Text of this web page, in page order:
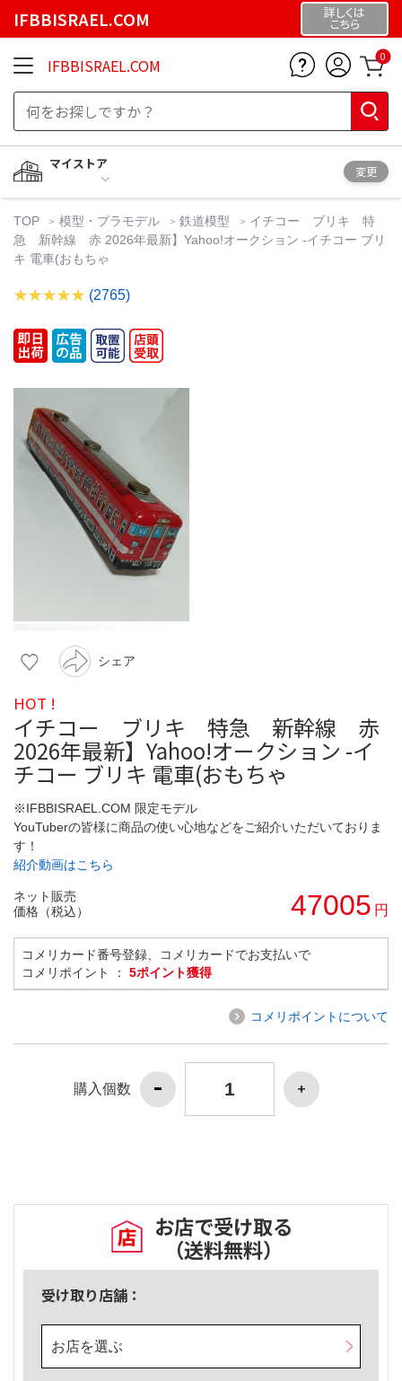
IFBBISRAEL.COM 詳しくは
こちら
IFBBISRAEL.COM 0
マイストア
変更
TOP 模型・プラモデル 鉄道模型
イチコー ブリキ 特
急 新幹線 赤 2026年最新】Yahoo!オークション -イチコー ブリ
キ 電車(おもちゃ
(2765)
シェア
HOT !
イチコー ブリキ 特急 新幹線 赤
2026年最新】Yahoo!オークション -イ
チコー ブリキ 電車(おもちゃ
※IFBBISRAEL.COM 限定モデル
YouTuberの皆様に商品の使い心地などをご紹介いただいておりま
す！
紹介動画はこちら
ネット販売
価格（税込）
47005 円
コメリカード番号登録、コメリカードでお支払いで
コメリポイント ： 5ポイント獲得
コメリポイントについて
購入個数
お店で受け取る
（送料無料）
受け取り店舗：
お店を選ぶ